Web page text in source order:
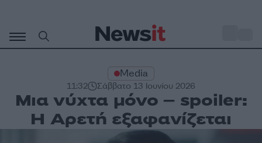
περιεχόμενο
Media
11:32 Σάββατο 13 Ιουνίου 2026
Μια νύχτα μόνο – spoiler:
Η Αρετή εξαφανίζεται